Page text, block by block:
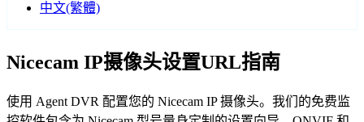
中文(繁體)
Nicecam IP摄像头设置URL指南
使用 Agent DVR 配置您的 Nicecam IP 摄像头。我们的免费监